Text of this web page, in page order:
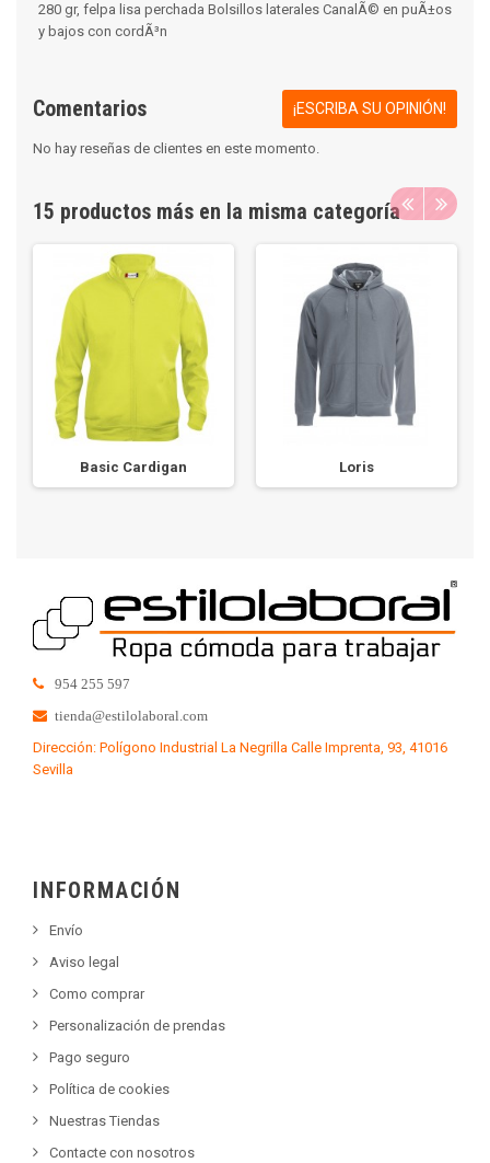
280 gr, felpa lisa perchada Bolsillos laterales CanalÃ© en puÃ±os
y bajos con cordÃ³n
Comentarios ¡ESCRIBA SU OPINIÓN!
No hay reseñas de clientes en este momento.
15 productos más en la misma categoría
Basic Cardigan Loris
954 255 597
tienda@estilolaboral.com
Dirección: Polígono Industrial La Negrilla Calle Imprenta, 93, 41016
Sevilla
INFORMACIÓN
Envío
Aviso legal
Como comprar
Personalización de prendas
Pago seguro
Política de cookies
Nuestras Tiendas
Contacte con nosotros